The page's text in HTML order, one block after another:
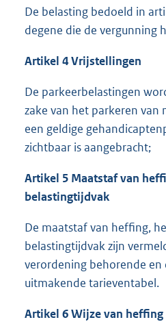
De belasting bedoeld in
degene die de vergunning
Artikel 4 Vrijstellingen
De parkeerbelastingen
zake van het parkeren
een geldige
zichtbaar is aangebracht;
Artikel 5 Maatstaf van
belastingtijdvak
De maatstaf van heffing,
belastingtijdvak zijn
verordening behorende en
uitmakende tarieventabel.
Artikel 6 Wijze van heffing